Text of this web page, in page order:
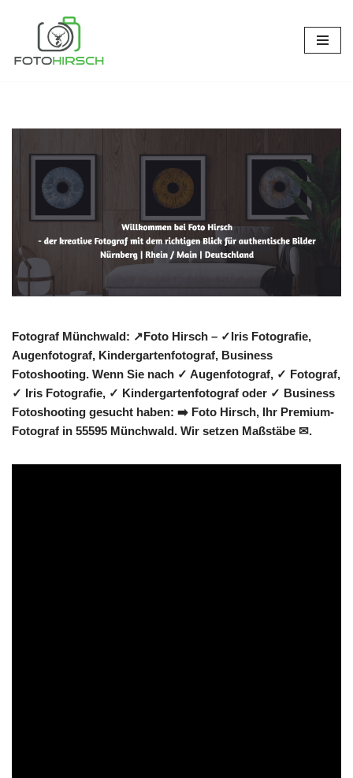
Inhalt
Fotograf Münchwald: ↗️Foto Hirsch – ✓Iris Fotografie,
Augenfotograf, Kindergartenfotograf, Business
Fotoshooting. Wenn Sie nach ✓ Augenfotograf, ✓ Fotograf,
✓ Iris Fotografie, ✓ Kindergartenfotograf oder ✓ Business
Fotoshooting gesucht haben: ➡️ Foto Hirsch, Ihr Premium-
Fotograf in 55595 Münchwald. Wir setzen Maßstäbe ✉.